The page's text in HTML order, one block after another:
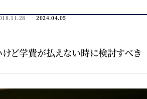
2024.04.05
ど学費が払えない時に検討すべき